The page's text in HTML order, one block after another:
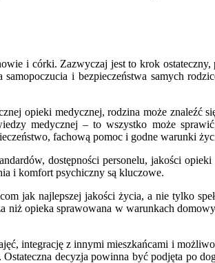
i córki. Zazwyczaj jest to krok
i bezpieczeństwa samych
opieki medycznej, rodzina może znaleźć
medycznej – to wszystko może
fachową pomoc i godne warunki
dostępności personelu, jakości
i komfort psychiczny są kluczowe.
jak najlepszej jakości życia, a nie tylko
niż opieka sprawowana w warunkach
integrację z innymi mieszkańcami i
decyzja powinna być podjęta po